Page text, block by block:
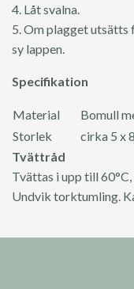
4. Låt svalna.
5. Om plagget
sy lappen.
Specifikation
Material
Bomull
Storlek
cirka 5 x
Tvättråd
Tvättas i upp till
Undvik torktumling.